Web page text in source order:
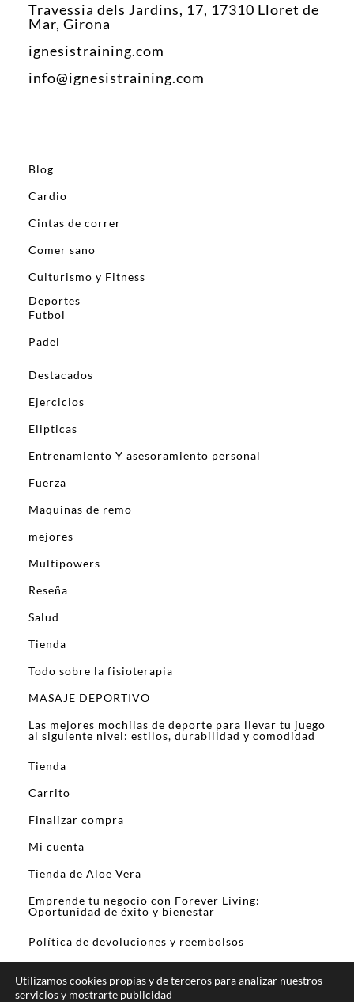
Travessia dels Jardins, 17, 17310 Lloret de
Mar, Girona
ignesistraining.com
info@ignesistraining.com
Blog
Cardio
Cintas de correr
Comer sano
Culturismo y Fitness
Deportes
Futbol
Padel
Destacados
Ejercicios
Elipticas
Entrenamiento Y asesoramiento personal
Fuerza
Maquinas de remo
mejores
Multipowers
Reseña
Salud
Tienda
Todo sobre la fisioterapia
MASAJE DEPORTIVO
Las mejores mochilas de deporte para llevar tu juego
al siguiente nivel: estilos, durabilidad y comodidad
Tienda
Carrito
Finalizar compra
Mi cuenta
Tienda de Aloe Vera
Emprende tu negocio con Forever Living:
Oportunidad de éxito y bienestar
Política de devoluciones y reembolsos
Utilizamos cookies propias y de terceros para analizar nuestros
servicios y mostrarte publicidad